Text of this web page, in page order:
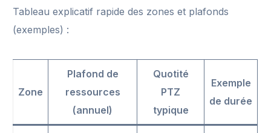
Tableau explicatif rapide des zones et plafonds
(exemples) :
Zone
Plafond de
ressources
(annuel)
Quotité
PTZ
typique
Exemple
de durée